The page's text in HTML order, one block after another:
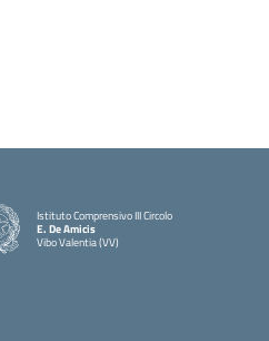
Istituto Comprensivo III Circolo
E. De Amicis
Vibo Valentia (VV)